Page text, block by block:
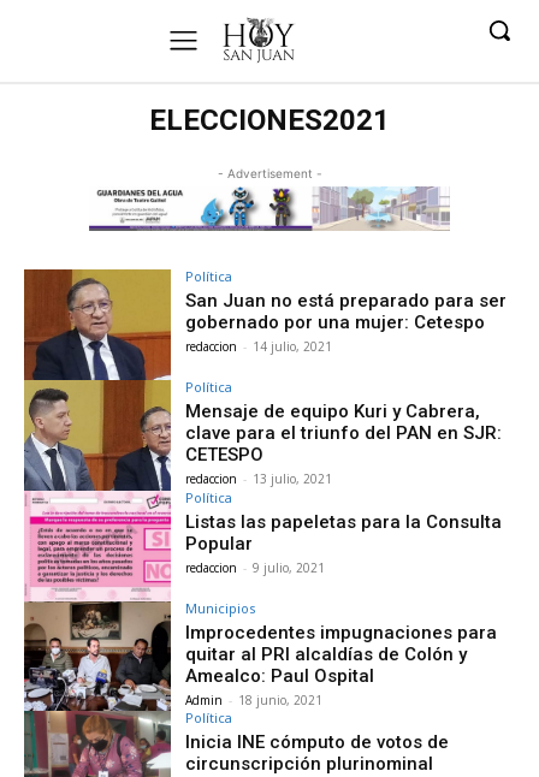
ELECCIONES2021
- Advertisement -
Política
San Juan no está preparado para ser
gobernado por una mujer: Cetespo
redaccion - 14 julio, 2021
Política
Mensaje de equipo Kuri y Cabrera,
clave para el triunfo del PAN en SJR:
CETESPO
redaccion - 13 julio, 2021
Política
Listas las papeletas para la Consulta
Popular
redaccion - 9 julio, 2021
Municipios
Improcedentes impugnaciones para
quitar al PRI alcaldías de Colón y
Amealco: Paul Ospital
Admin - 18 junio, 2021
Política
Inicia INE cómputo de votos de
circunscripción plurinominal